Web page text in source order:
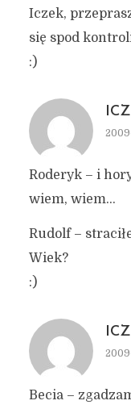
Iczek,
się spod
:)
Roderyk – i
wiem, wiem…
Rudolf –
Wiek?
:)
Becia –